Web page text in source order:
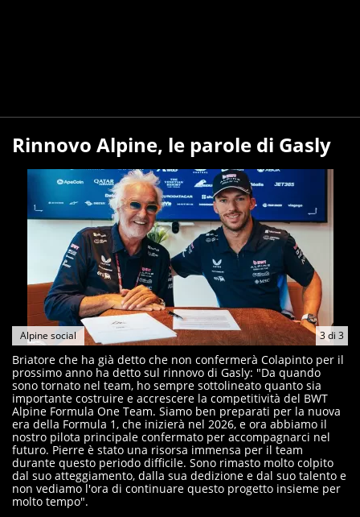
Rinnovo Alpine, le parole di Gasly
3di 3
Alpine social
Briatore che ha già detto che non confermerà Colapinto per il
prossimo anno ha detto sul rinnovo di Gasly: "Da quando
sono tornato nel team, ho sempre sottolineato quanto sia
importante costruire e accrescere la competitività del BWT
Alpine Formula One Team. Siamo ben preparati per la nuova
era della Formula 1, che inizierà nel 2026, e ora abbiamo il
nostro pilota principale confermato per accompagnarci nel
futuro. Pierre è stato una risorsa immensa per il team
durante questo periodo difficile. Sono rimasto molto colpito
dal suo atteggiamento, dalla sua dedizione e dal suo talento e
non vediamo l'ora di continuare questo progetto insieme per
molto tempo".